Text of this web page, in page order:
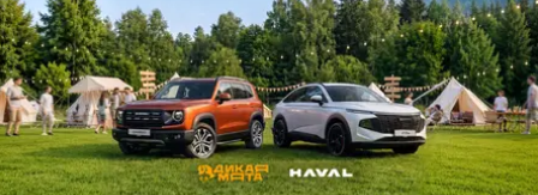
DARGO
от 3 199 000 ₽
DARGO X
от 3 499 000 ₽
Тест-драйв
Трейд-ин
КРЕДИТ И СТРАХОВАНИЕ
СЕРВИСНОЕ ОБСЛУЖИВАНИЕ
Нулевое ТО
Программа «Помощь на дороге»
Регламенты технического обслуживания
О дилере
Наша команда
Контакты